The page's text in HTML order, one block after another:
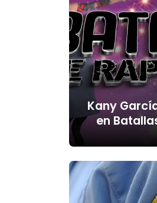
Kany
en